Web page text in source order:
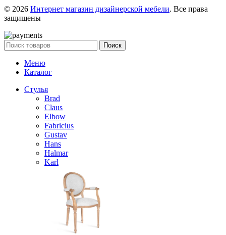
© 2026 Интернет магазин дизайнерской мебели. Все права
защищены
Поиск
Меню
Каталог
Стулья
Brad
Claus
Elbow
Fabricius
Gustav
Hans
Halmar
Karl